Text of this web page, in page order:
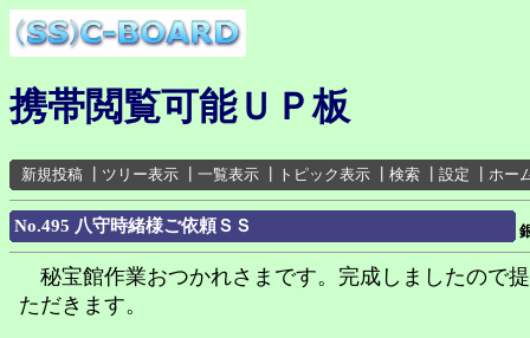
携帯閲覧可能ＵＰ板
新規投稿 ツリー表示 一覧表示 トピック表示 検索 設定 ホー
No.495 八守時緒様ご依頼ＳＳ
秘宝館作業おつかれさまです。完成しましたので
ただきます。